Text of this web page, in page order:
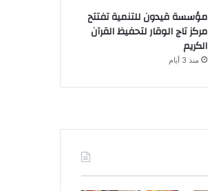
مؤسسة قيدون للتنمية تفتتح
مركز تاج الوقار لتحفيظ القرآن
الكريم
منذ 3 أيام